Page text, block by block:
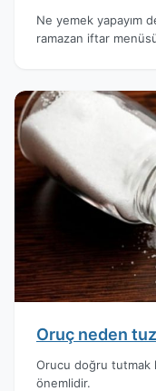
Ne yemek yapayım
ramazan iftar
Oruç neden
Orucu doğru tutmak
önemlidir.